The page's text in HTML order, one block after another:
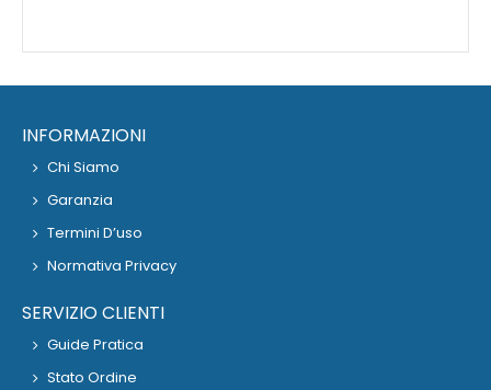
INFORMAZIONI
Chi Siamo
Garanzia
Termini D’uso
Normativa Privacy
SERVIZIO CLIENTI
Guide Pratica
Stato Ordine